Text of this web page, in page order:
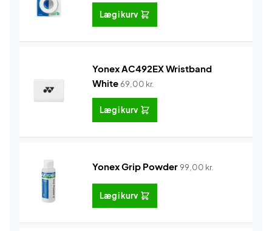
Læg i kurv
Yonex AC492EX Wristband
White69,00 kr.
Læg i kurv
Yonex Grip Powder99,00 kr.
Læg i kurv